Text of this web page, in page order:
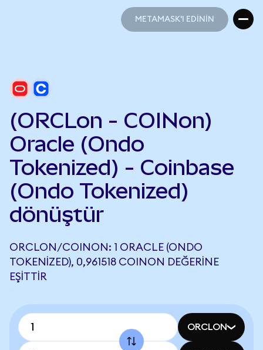
METAMASK'I EDİNİN
(ORCLon - COINon)
Oracle (Ondo
Tokenized) - Coinbase
(Ondo Tokenized)
dönüştür
ORCLON/COINON: 1 ORACLE (ONDO
TOKENIZED), 0,961518 COINON DEĞERINE
EŞITTIR
ORCLON